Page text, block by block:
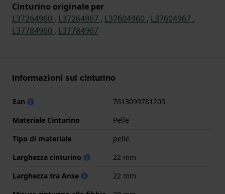
Cinturino originale per
L37264960 , L37264967 , L37604960 , L37604967 ,
L37784960 , L37784967
Informazioni sul cinturino
Ean
7613099781205
Materiale Cinturino
Pelle
Tipo di materiale
pelle
Larghezza cinturino
22 mm
Larghezza tra Anse
22 mm